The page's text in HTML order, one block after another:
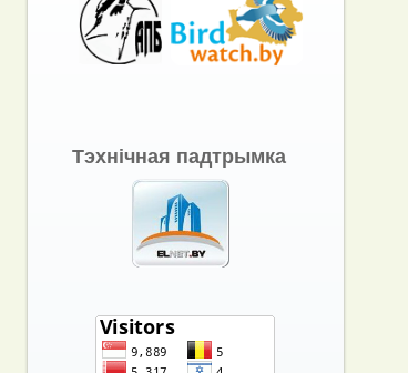
Тэхнічная падтрымка